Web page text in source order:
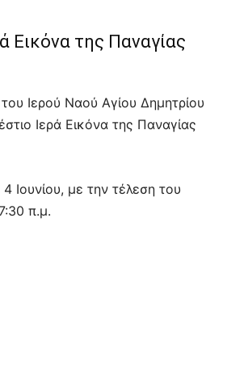
Εικόνα της Παναγίας
Ιερού Ναού Αγίου Δημητρίου
Ιερά Εικόνα της Παναγίας
Ιουνίου, με την τέλεση του
π.μ.